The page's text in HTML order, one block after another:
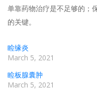
单靠药物治疗是不足够的；
的关键。
睑缘炎
March 5, 2021
睑板腺囊肿
March 5, 2021